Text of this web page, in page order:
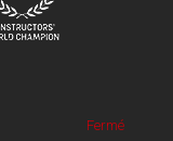
Fermé